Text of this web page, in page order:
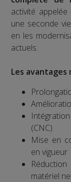
activité
une seconde
en les
actuels.
Les
(CNC)
Mise en
en vigueur
matériel